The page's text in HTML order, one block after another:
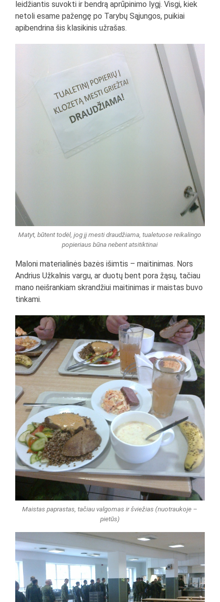
leidžiantis suvokti ir bendrą aprūpinimo lygį. Visgi, kiek
netoli esame pažengę po Tarybų Sąjungos, puikiai
apibendrina šis klasikinis užrašas.
Matyt, būtent todėl, jog jį mesti draudžiama, tualetuose reikalingo
popieriaus būna nebent atsitiktinai
Maloni materialinės bazės išimtis – maitinimas. Nors
Andrius Užkalnis vargu, ar duotų bent pora žąsų, tačiau
mano neišrankiam skrandžiui maitinimas ir maistas buvo
tinkami.
Maistas paprastas, tačiau valgomas ir šviežias (nuotraukoje –
pietūs)